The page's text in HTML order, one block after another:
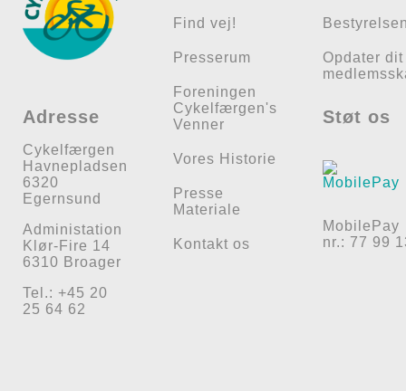
Adresse
Cykelfærgen
Havnepladsen
6320
Egernsund
Administation
Klør-Fire 14
6310 Broager
Tel.: +45 20
25 64 62
Find vej!
Presserum
Foreningen
Cykelfærgen's
Venner
Vores Historie
Presse
Materiale
Kontakt os
Opdater dit
Støt os
MobilePay
nr.: 77 99